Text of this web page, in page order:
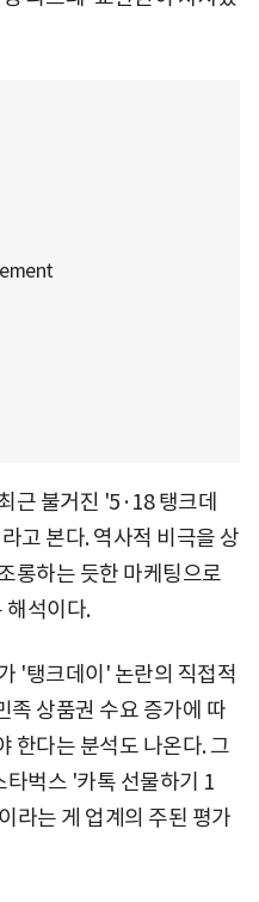
근 불거진 '5·18 탱크데
고 본다. 역사적 비극을 상
롱하는 듯한 마케팅으로
해석이다.
'탱크데이' 논란의 직접적
족 상품권 수요 증가에 따
한다는 분석도 나온다. 그
벅스 '카톡 선물하기 1
라는 게 업계의 주된 평가